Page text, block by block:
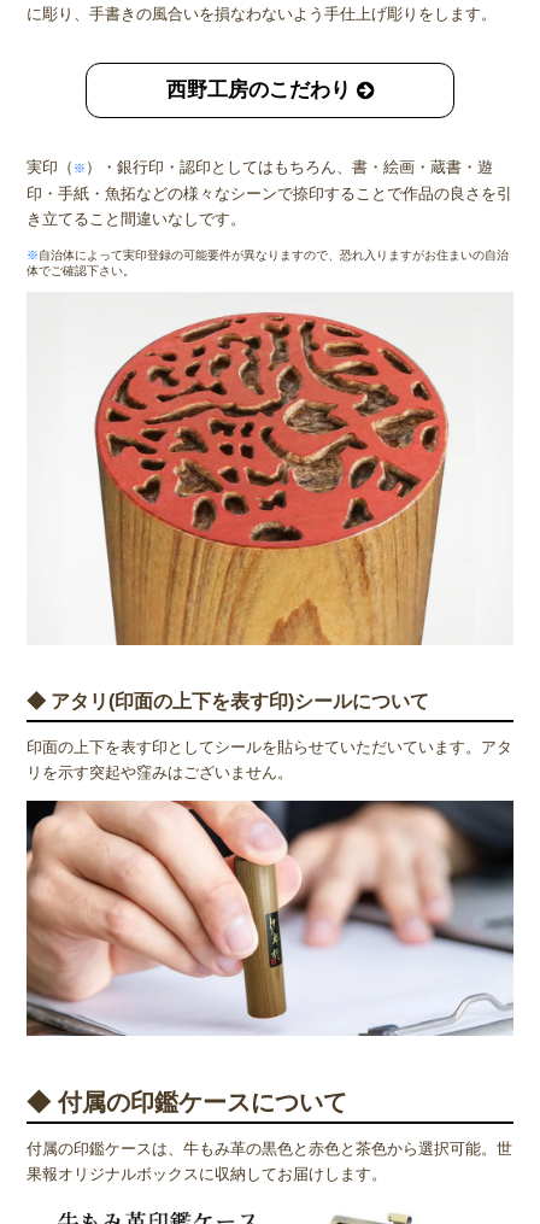
に彫り、手書きの風合いを損なわないよう手仕上げ彫りをします。
西野工房のこだわり
実印（ ※ ）・銀行印・認印としてはもちろん、書・絵画・蔵書・遊
印・手紙・魚拓などの様々なシーンで捺印することで作品の良さを引
き立てること間違いなしです。
※自治体によって実印登録の可能要件が異なりますので、恐れ入りますがお住まいの自治
体でご確認下さい。
◆ アタリ(印面の上下を表す印)シールについて
印面の上下を表す印としてシールを貼らせていただいています。アタ
リを示す突起や窪みはございません。
◆ 付属の印鑑ケースについて
付属の印鑑ケースは、牛もみ革の黒色と赤色と茶色から選択可能。世
果報オリジナルボックスに収納してお届けします。